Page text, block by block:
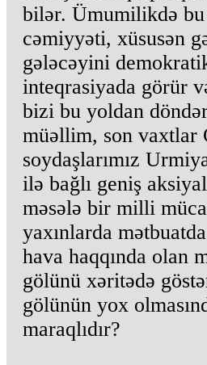
bilər. Ümumilikdə
cəmiyyəti, xüsusən
gələcəyini
inteqrasiyada görür
bizi bu yoldan
müəllim, son vaxtlar
soydaşlarımız
ilə bağlı geniş
məsələ bir milli
yaxınlarda
hava haqqında olan
gölünü xəritədə
gölünün yox
maraqlıdır?